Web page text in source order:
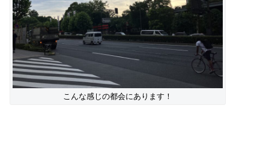
こんな感じの都会にあります！